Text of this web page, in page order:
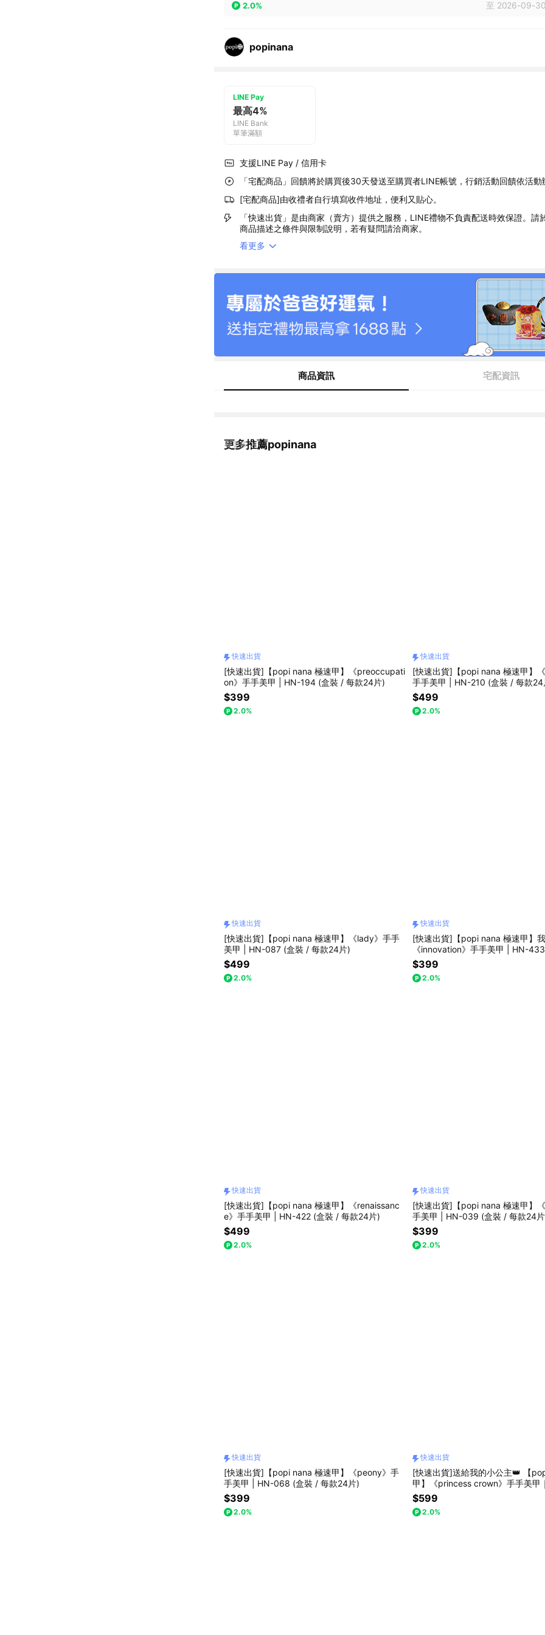
2.0% 至 2026-09-
popinana
LINE Pay
最高4%
LINE Bank
單筆滿額
支援LINE Pay / 信用卡
「宅配商品」回饋將於購買後30天發送至購買者LINE帳號，行銷活動回饋依活動
[宅配商品]由收禮者自行填寫收件地址，便利又貼心。
「快速出貨」是由商家（賣方）提供之服務，LINE禮物不負責配送時效保證。請
商品描述之條件與限制說明，若有疑問請洽商家。
看更多
商品資訊 宅配資訊
更多推薦popinana
看更多
快速出貨
[快速出貨]【popi nana 極速甲】《preoccupati
on》手手美甲 | HN-194 (盒裝 / 每款24片)
$399
2.0%
快速出貨
[快速出貨]【popi nana 極速甲】
手手美甲 | HN-210 (盒裝 / 每款24
$499
2.0%
快速出貨
[快速出貨]【popi nana 極速甲】《lady》手手
美甲 | HN-087 (盒裝 / 每款24片)
$499
2.0%
快速出貨
[快速出貨]【popi nana 極速甲】
《innovation》手手美甲 | HN-
漫禮物 情人節禮物 閨蜜禮物 好友
$399
2.0%
快速出貨
[快速出貨]【popi nana 極速甲】《renaissanc
e》手手美甲 | HN-422 (盒裝 / 每款24片)
$499
2.0%
快速出貨
[快速出貨]【popi nana 極速甲】
手美甲 | HN-039 (盒裝 / 每款24
$399
2.0%
快速出貨
[快速出貨]【popi nana 極速甲】《peony》手
手美甲 | HN-068 (盒裝 / 每款24片)
$399
2.0%
快速出貨
[快速出貨]送給我的小公主👑 【
甲】《princess crown》手手美甲
盒裝24片入 女生禮物 生日驚喜 閨
推薦 告白禮物 情人節禮物
$599
2.0%